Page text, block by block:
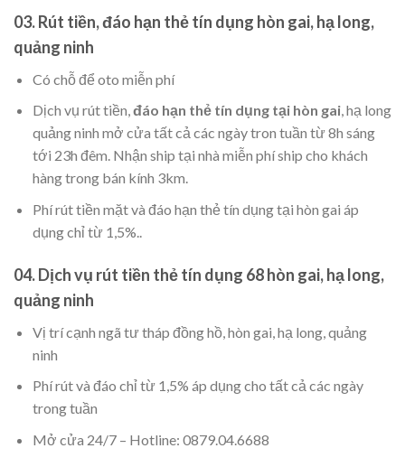
03. Rút tiền, đáo hạn thẻ tín dụng hòn gai, hạ long,
quảng ninh
Có chỗ để oto miễn phí
Dịch vụ rút tiền,đáo hạn thẻ tín dụng tại hòn gai, hạ long
quảng ninh mở cửa tất cả các ngày tron tuần từ 8h sáng
tới 23h đêm. Nhận ship tại nhà miễn phí ship cho khách
hàng trong bán kính 3km.
Phí rút tiền mặt và đáo hạn thẻ tín dụng tại hòn gai áp
dụng chỉ từ 1,5%..
04. Dịch vụ rút tiền thẻ tín dụng 68 hòn gai, hạ long,
quảng ninh
Vị trí cạnh ngã tư tháp đồng hồ, hòn gai, hạ long, quảng
ninh
Phí rút và đáo chỉ từ 1,5% áp dụng cho tất cả các ngày
trong tuần
Mở cửa 24/7 – Hotline: 0879.04.6688